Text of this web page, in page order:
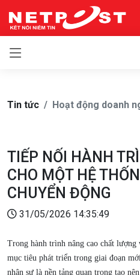
Tin tức Hoạt động doanh
TIẾP NỐI HÀNH
CHO MỘT HỆ
CHUYỂN ĐỘNG
31/05/2026 14:35:49
Trong hành trình nâng cao chất lượng
mục tiêu phát triển trong giai đoạn
nhân sự là nền tảng quan trọng tạo